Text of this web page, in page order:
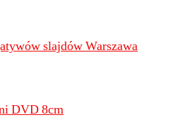
slajdów Warszawa
DVD 8cm